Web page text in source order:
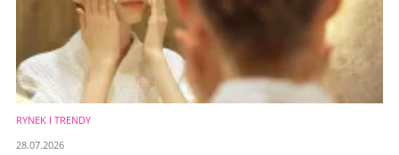
RYNEK I TRENDY
28.07.2026